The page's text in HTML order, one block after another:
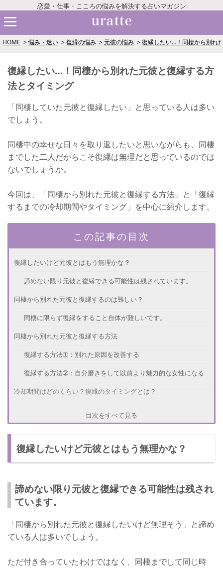
恋愛・仕事・こころの悩みを解決する占いマガジン
HOME 悩み・迷い 復縁の悩み 元彼の悩み 復縁したい…！同棲から別れ
復縁したい…！同棲から別れた元彼と復縁する方
法とタイミング
「同棲していた元彼と復縁したい」と思っている人は多い
でしょう。
同棲中の幸せな日々を取り返したいと思いながらも、同棲
までした二人だからこそ復縁は無理だと思っているのでは
ないでしょうか。
今回は、「同棲から別れた元彼と復縁する方法」と「復縁
するまでの冷却期間やタイミング」を中心に紹介します。
この記事の目次
復縁したいけど元彼とはもう無理かな？
諦めない限り元彼と復縁できる可能性は残されています。
同棲から別れた元彼と復縁するのは難しい？
同棲に限らず復縁をすること自体が難しいです。
同棲から別れた元彼と復縁する方法
復縁する方法➀：別れた原因を改善する
復縁する方法➁：自分磨きをして以前より魅力的な女性になる
冷却期間はどのくらい？復縁のタイミングとは？
同棲してたとなると思い出がたくさん！
目次をすべて見る
復縁したいけど元彼とはもう無理かな？
諦めない限り元彼と復縁できる可能性は残され
ています。
「同棲から別れた元彼と復縁したいけど無理そう」と諦め
ている人は多いでしょう。
ただ付き合っていたわけではなく、同棲までして同じ時